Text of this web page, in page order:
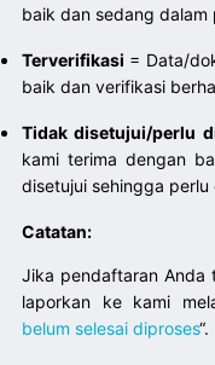
baik dan sedang dalam
Terverifikasi = Data/
baik dan verifikasi
Tidak disetujui/perlu
kami terima dengan
disetujui sehingga perlu
Catatan:
Jika pendaftaran Anda
laporkan ke kami
belum selesai diproses“.